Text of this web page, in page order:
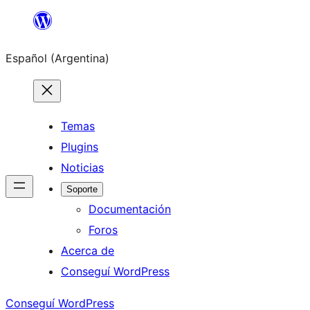
Saltar
contenido
Español (Argentina)
Temas
Plugins
Noticias
Soporte
Documentación
Foros
Acerca de
Conseguí WordPress
Conseguí WordPress